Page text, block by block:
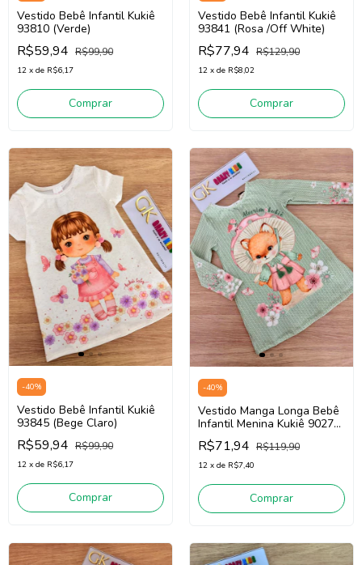
Vestido Bebê Infantil Kukiê
93810 (Verde)
R$59,94 R$99,90
12 x de R$6,17
Comprar
Vestido Bebê Infantil Kukiê
93841 (Rosa /Off White)
R$77,94 R$129,90
12 x de R$8,02
Comprar
-40%
Vestido Bebê Infantil Kukiê
93845 (Bege Claro)
R$59,94 R$99,90
12 x de R$6,17
Comprar
-40%
Vestido Manga Longa Bebê
Infantil Menina Kukiê 90272
(Verde)
R$71,94 R$119,90
12 x de R$7,40
Comprar